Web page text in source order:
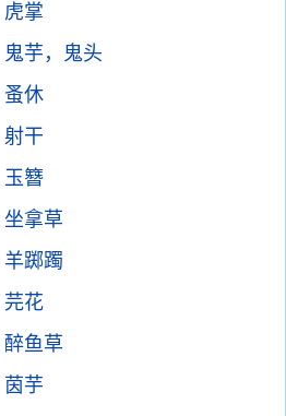
虎掌
鬼芋，鬼头
蚤休
射干
玉簪
坐拿草
羊踯躅
芫花
醉鱼草
茵芋